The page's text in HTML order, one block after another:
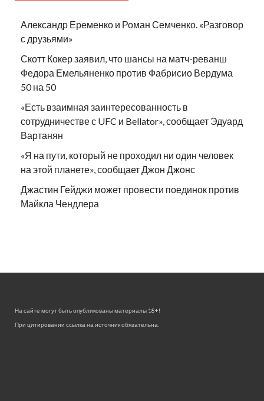
Александр Еременко и Роман Семченко. «Разговор
с друзьями»
Скотт Кокер заявил, что шансы на матч-реванш
Федора Емельяненко против Фабрисио Вердума
50 на 50
«Есть взаимная заинтересованность в
сотрудничестве с UFC и Bellator», сообщает Эдуард
Вартанян
«Я на пути, который не проходил ни один человек
на этой планете», сообщает Джон Джонс
Джастин Гейджи может провести поединок против
Майкла Чендлера
На сайте могут быть опубликованы материалы 18+!
При цитировании ссылка на источник обязательна.